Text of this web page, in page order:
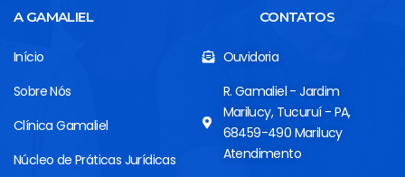
A GAMALIEL
Início
Sobre Nós
Clínica Gamaliel
Núcleo de Práticas Jurídicas
CONTATOS
Ouvidoria
R. Gamaliel - Jardim
Marilucy, Tucuruí - PA,
68459-490 Marilucy
Atendimento